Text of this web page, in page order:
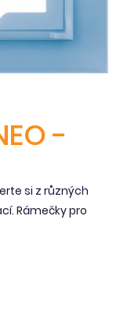
-
si z různých
Rámečky pro